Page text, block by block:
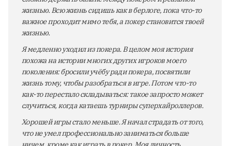
жизнью. Всю жизнь сидишь как в берлоге, пока что-то
важное проходит мимо тебя, а покер становится твоей
жизнью.
Я медленно уходил из покера. В целом моя история
похожа на истории многих других игроков моего
поколения: бросили учёбу ради покера, посвятили
жизнь тому, чтобы разобраться в игре. Потом что-то
как-то перестало складываться: такое запросто может
случиться, когда катаешь турниры суперхайроллеров.
Хорошей игры стало меньше. Я начал страдать от того,
что не умел профессионально заниматься больше